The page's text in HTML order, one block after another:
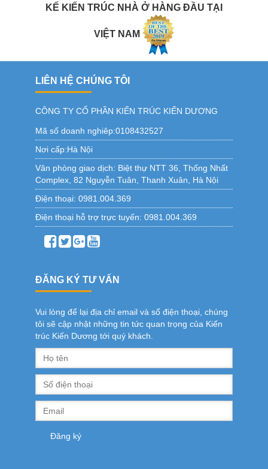
KẾ KIẾN TRÚC NHÀ Ở HÀNG ĐẦU TẠI
VIỆT NAM
LIÊN HỆ CHÚNG TÔI
CÔNG TY CỔ PHẦN KIẾN TRÚC KIẾN DƯƠNG
Mã số doanh nghiêp:0108432527
Nơi cấp:Hà Nội
Văn phòng giao dịch: Biệt thự NTT 36, Thống Nhất
Complex, 82 Nguyễn Tuân, Thanh Xuân, Hà Nội
Điện thoại: 0981.004.369
Điện thoại hỗ trợ trực tuyến: 0981.004.369
ĐĂNG KÝ TƯ VẤN
Vui lòng để lại địa chỉ email và số điện thoại, chúng
tôi sẽ cập nhật những tin tức quan trọng của Kiến
trúc Kiến Dương tới quý khách.